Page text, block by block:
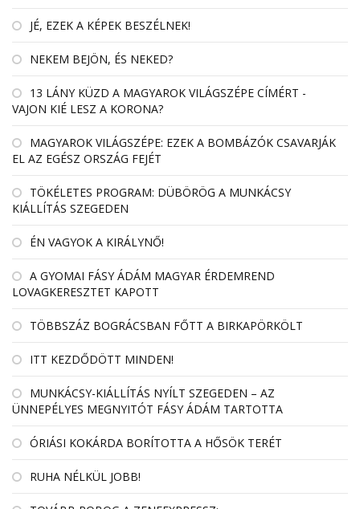
JÉ, EZEK A KÉPEK BESZÉLNEK!
NEKEM BEJÖN, ÉS NEKED?
13 LÁNY KÜZD A MAGYAROK VILÁGSZÉPE CÍMÉRT -
VAJON KIÉ LESZ A KORONA?
MAGYAROK VILÁGSZÉPE: EZEK A BOMBÁZÓK CSAVARJÁK
EL AZ EGÉSZ ORSZÁG FEJÉT
TÖKÉLETES PROGRAM: DÜBÖRÖG A MUNKÁCSY
KIÁLLÍTÁS SZEGEDEN
ÉN VAGYOK A KIRÁLYNŐ!
A GYOMAI FÁSY ÁDÁM MAGYAR ÉRDEMREND
LOVAGKERESZTET KAPOTT
TÖBBSZÁZ BOGRÁCSBAN FŐTT A BIRKAPÖRKÖLT
ITT KEZDŐDÖTT MINDEN!
MUNKÁCSY-KIÁLLÍTÁS NYÍLT SZEGEDEN – AZ
ÜNNEPÉLYES MEGNYITÓT FÁSY ÁDÁM TARTOTTA
ÓRIÁSI KOKÁRDA BORÍTOTTA A HŐSÖK TERÉT
RUHA NÉLKÜL JOBB!